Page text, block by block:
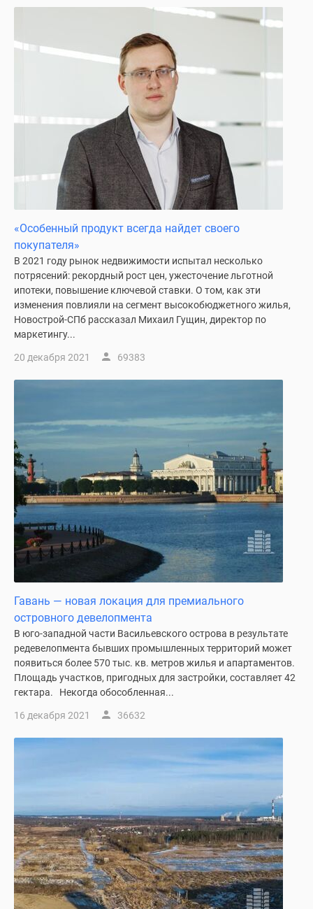
«Особенный продукт всегда найдет своего
покупателя»
В 2021 году рынок недвижимости испытал несколько
потрясений: рекордный рост цен, ужесточение льготной
ипотеки, повышение ключевой ставки. О том, как эти
изменения повлияли на сегмент высокобюджетного жилья,
Новострой-СПб рассказал Михаил Гущин, директор по
маркетингу...
20 декабря 2021 69383
Гавань — новая локация для премиального
островного девелопмента
В юго-западной части Васильевского острова в результате
редевелопмента бывших промышленных территорий может
появиться более 570 тыс. кв. метров жилья и апартаментов.
Площадь участков, пригодных для застройки, составляет 42
гектара. Некогда обособленная...
16 декабря 2021 36632